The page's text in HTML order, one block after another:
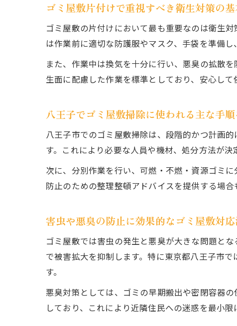
ゴミ屋敷片付けで重視すべき衛生対策の
ゴミ屋敷の片付けにおいて最も重要なのは衛生
は作業前に適切な防護服やマスク、手袋を準備
また、作業中は換気を十分に行い、悪臭の拡散
生面に配慮した作業を標準としており、安心して
八王子でゴミ屋敷掃除に使われる主な手
八王子市でのゴミ屋敷掃除は、段階的かつ計画
す。これにより必要な人員や機材、処分方法が決
次に、分別作業を行い、可燃・不燃・資源ゴミ
防止のための整理整頓アドバイスを提供する場
害虫や悪臭の防止に効果的なゴミ屋敷対
ゴミ屋敷では害虫の発生と悪臭が大きな問題と
で被害拡大を抑制します。特に東京都八王子市
す。
悪臭対策としては、ゴミの早期搬出や密閉容器
しており、これにより近隣住民への迷惑を最小限